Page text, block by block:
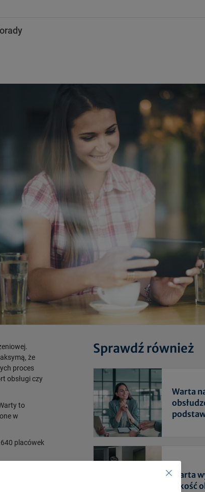
że
proces
obsługi czy
to
w
placówek
Sprawdź również
Warta
Warta
jakość